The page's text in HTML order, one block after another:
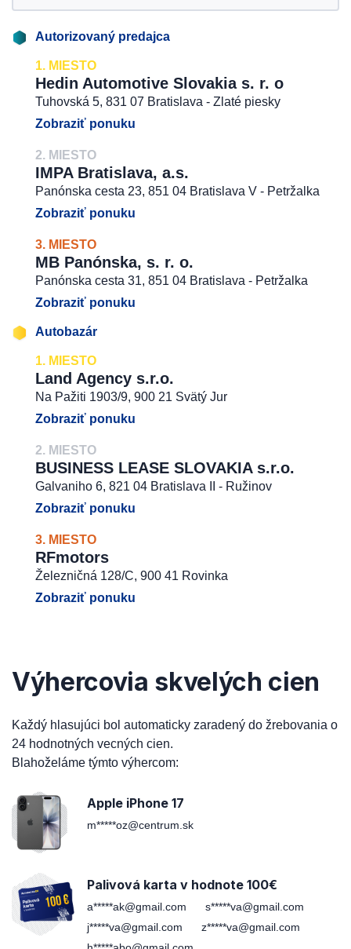
Autorizovaný predajca
1. MIESTO
Hedin Automotive Slovakia s. r. o
Tuhovská 5, 831 07 Bratislava - Zlaté piesky
Zobraziť ponuku
2. MIESTO
IMPA Bratislava, a.s.
Panónska cesta 23, 851 04 Bratislava V - Petržalka
Zobraziť ponuku
3. MIESTO
MB Panónska, s. r. o.
Panónska cesta 31, 851 04 Bratislava - Petržalka
Zobraziť ponuku
Autobazár
1. MIESTO
Land Agency s.r.o.
Na Pažiti 1903/9, 900 21 Svätý Jur
Zobraziť ponuku
2. MIESTO
BUSINESS LEASE SLOVAKIA s.r.o.
Galvaniho 6, 821 04 Bratislava II - Ružinov
Zobraziť ponuku
3. MIESTO
RFmotors
Železničná 128/C, 900 41 Rovinka
Zobraziť ponuku
Výhercovia skvelých cien
Každý hlasujúci bol automaticky zaradený do žrebovania o
24 hodnotných vecných cien.
Blahoželáme týmto výhercom:
Apple iPhone 17
m*****oz@centrum.sk
Palivová karta v hodnote 100€
a*****ak@gmail.com
s*****va@gmail.com
j*****va@gmail.com
z*****va@gmail.com